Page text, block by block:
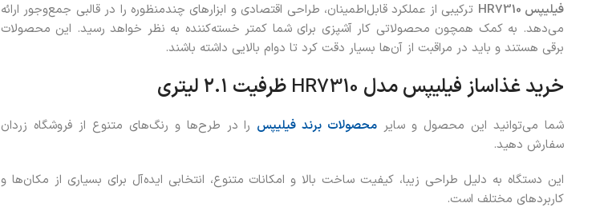
فیلیپس
ترکیبی از عملکرد قابل‌اطمینان، طراحی اقتصادی و ابزارهای چندمنظوره را در قالبی جمع‌وجور ارائه
می‌دهد. به کمک همچون محصولاتی کار آشپزی برای شما کمتر خسته‌کننده به نظر خواهد رسید. این محصولات
برقی هستند و باید در مراقبت از آن‌ها بسیار دقت کرد تا دوام بالایی داشته باشند.
خریدغذاساز فیلیپس مدل ظرفیت ۲.۱ لیتر ی
شما می‌توانید این محصول و سایر محصولات برند فیلیپس را در طرح‌ها و رنگ‌های متنوع از فروشگاه زردان
سفارش دهید.
این دستگاه به دلیل طراحی زیبا، کیفیت ساخت بالا و امکانات متنوع، انتخابی ایده‌آل برای بسیاری از مکان‌ها و
کاربردهای مختلف است.